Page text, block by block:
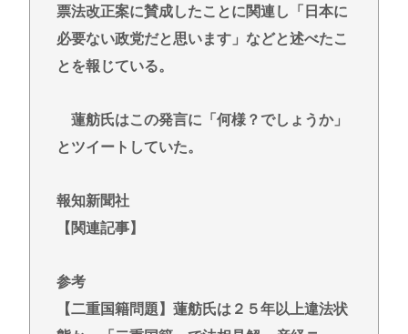
万程度で買える.コスパ最強車がここにあるのに
Powered by livedoor 相互RSS
票法改正案に賛成したことに関連し「日本に
必要ない政党だと思います」などと述べたこ
とを報じている。
蓮舫氏はこの発言に「何様？でしょうか」
とツイートしていた。
報知新聞社
【関連記事】
参考
【二重国籍問題】蓮舫氏は２５年以上違法状